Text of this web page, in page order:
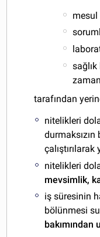
mesul
tarafından
nitelikleri
nitelikleri
mevsimlik,
iş süresinin
bölünmesi
bakımından